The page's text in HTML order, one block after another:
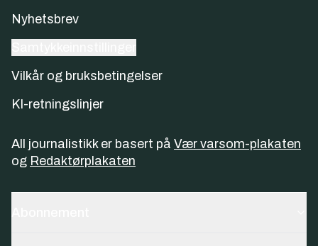
Nyhetsbrev
Vilkår og bruksbetingelser
KI-retningslinjer
All journalistikk er basert på Vær varsom-plakaten
og Redaktørplakaten